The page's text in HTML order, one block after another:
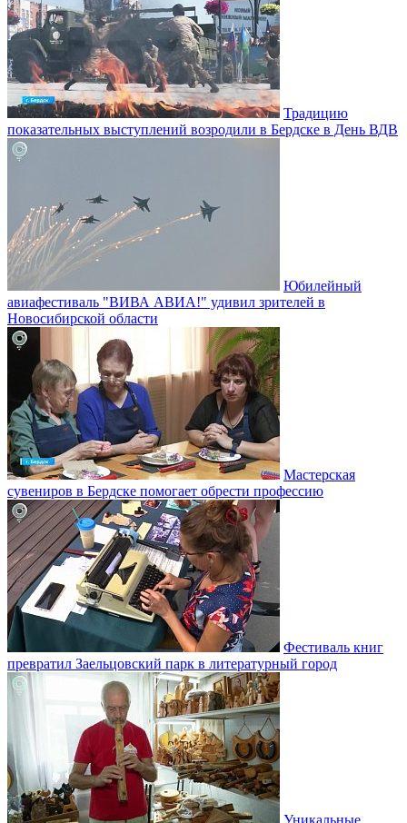
Традицию
показательных выступлений возродили в Бердске в День ВДВ
Юбилейный
авиафестиваль "ВИВА АВИА!" удивил зрителей в
Новосибирской области
Мастерская
сувениров в Бердске помогает обрести профессию
Фестиваль книг
превратил Заельцовский парк в литературный город
Уникальные